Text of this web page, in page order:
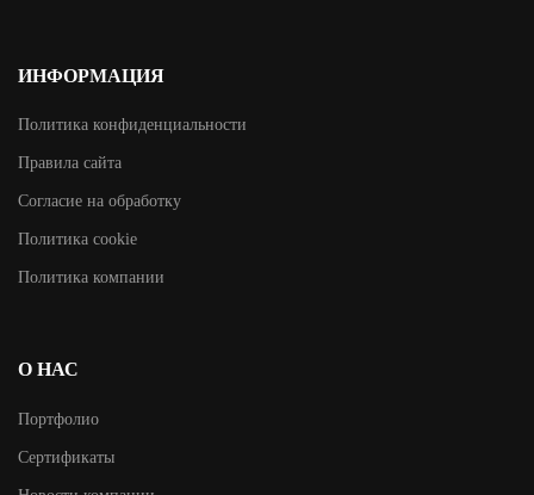
ИНФОРМАЦИЯ
Политика конфиденциальности
Правила сайта
Согласие на обработку
Политика cookie
Политика компании
О НАС
Портфолио
Сертификаты